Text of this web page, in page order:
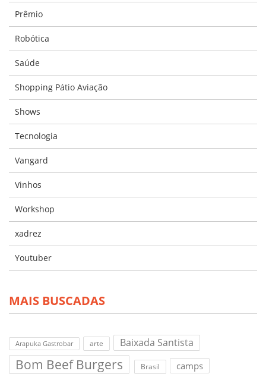
Prêmio
Robótica
Saúde
Shopping Pátio Aviação
Shows
Tecnologia
Vangard
Vinhos
Workshop
xadrez
Youtuber
MAIS BUSCADAS
Arapuka Gastrobar arte Baixada Santista
Bom Beef Burgers Brasil camps